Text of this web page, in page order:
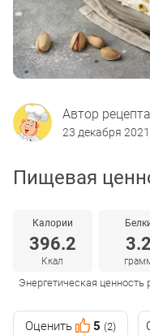
Автор
23 декабря 2021
Пищевая
Калории
396.2
Ккал
3.2
Энергетическая
Оценить 5 (2)